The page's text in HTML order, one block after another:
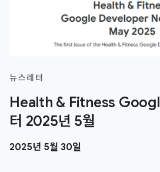
뉴스레터
Health & Fitness
터 2025년 5월
2025년 5월 30일